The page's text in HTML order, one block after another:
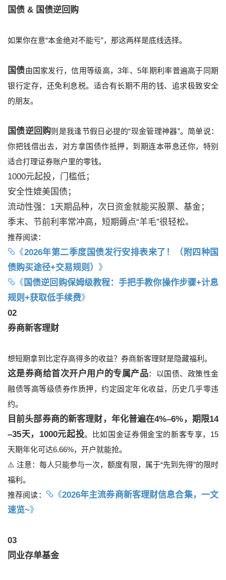
国债 & 国债逆回购
如果你在意“本金绝对不能亏”，那这两样是底线选择。
国债由国家发行，信用等级高，3年、5年期利率普遍高于同期
银行定存，还免利息税。适合有长期不用的钱、追求极致安全
的朋友。
国债逆回购则是我逢节假日必提的“现金管理神器”。简单说：
你把钱借出去，对方拿国债作抵押，到期连本带息还你，特别
适合打理证券账户里的零钱。
1000元起投，门槛低；
安全性媲美国债；
流动性强：1天期品种，次日资金就能买股票、基金；
季末、节前利率常冲高，短期薅点“羊毛”很轻松。
推荐阅读：
《2026年第二季度国债发行安排表来了！（附四种国
债购买途径+交易规则） 》
《 国债逆回购保姆级教程：手把手教你操作步骤+计息
规则+获取低手续费》
02
券商新客理财
想短期拿到比定存高得多的收益？券商新客理财是隐藏福利。
这是券商给首次开户用户的专属产品：以国债、政策性金
融债等高等级债券作质押，约定固定年化收益，历史几乎零违
约。
目前头部券商的新客理财，年化普遍在4%–6%，期限14
–35天，1000元起投。比如国金证券佣金宝的新客专享，15
天期年化可达6.66%，开户就能抢。
⚠️ 注意：每人只能参与一次，额度有限，属于“先到先得”的限时
福利。
推荐阅读：
《2026年主流券商新客理财信息合集，一文
速览~》
03
同业存单基金